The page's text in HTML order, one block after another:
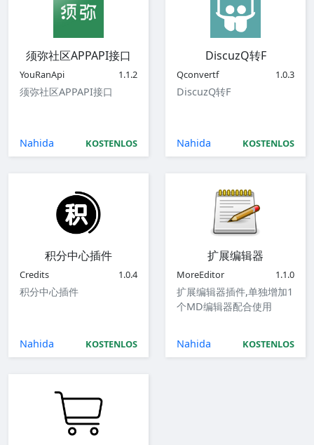
须弥社区APPAPI接口
YouRanApi 1.1.2
须弥社区APPAPI接口
Nahida KOSTENLOS
DiscuzQ转F
Qconvertf 1.0.3
DiscuzQ转F
Nahida KOSTENLOS
积分中心插件
Credits 1.0.4
积分中心插件
Nahida KOSTENLOS
扩展编辑器
MoreEditor 1.1.0
扩展编辑器插件,单独增加1
个MD编辑器配合使用
Nahida KOSTENLOS